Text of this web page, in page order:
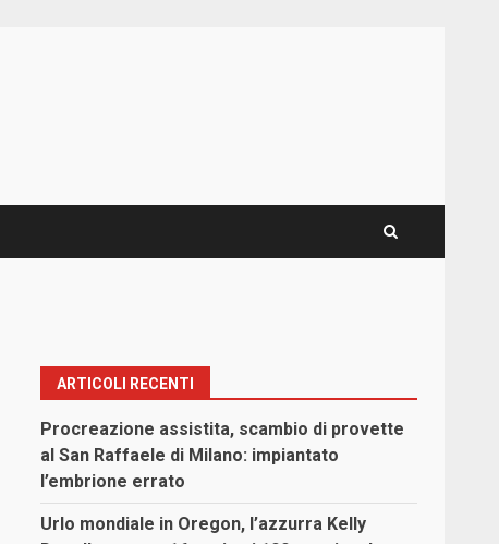
ARTICOLI RECENTI
Procreazione assistita, scambio di provette
al San Raffaele di Milano: impiantato
l’embrione errato
Urlo mondiale in Oregon, l’azzurra Kelly